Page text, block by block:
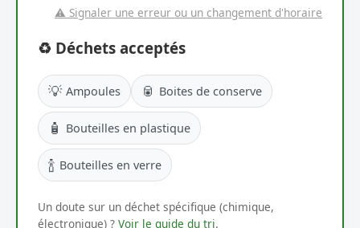
⚠️ Signaler une erreur ou un changement d'horaire
♻️ Déchets acceptés
💡 Ampoules 🥫 Boites de conserve
🧴 Bouteilles en plastique
🍾 Bouteilles en verre
Un doute sur un déchet spécifique (chimique,
électronique) ? Voir le guide du tri.